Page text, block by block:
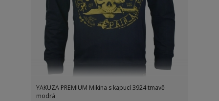
YAKUZA PREMIUM Mikina s kapucí 3924 tmavě
modrá